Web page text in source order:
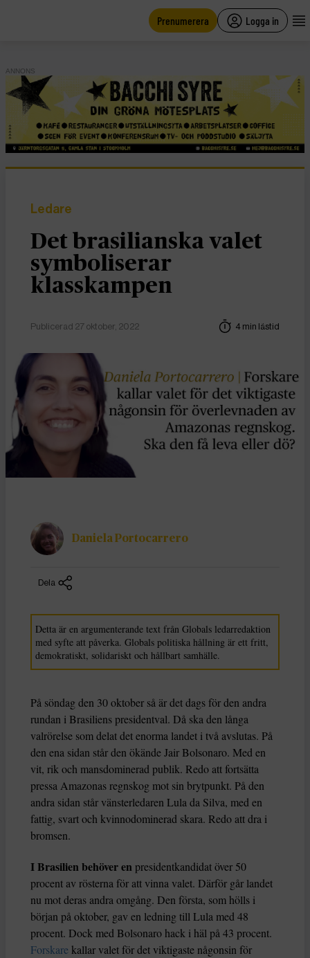
Prenumerera Logga in
ANNONS
Ledare
Det brasilianska valet
symboliserar
klasskampen
Publicerad 27 oktober, 2022 4 min lästid
Daniela Portocarrero
Dela
Detta är en argumenterande text från Globals ledarredaktion
med syfte att påverka. Globals politiska hållning är ett fritt,
demokratiskt, solidariskt och hållbart samhälle.
På söndag den 30 oktober så är det dags för den andra
rundan i Brasiliens presidentval. Då ska den långa
valrörelse som delat det enorma landet i två avslutas. På
den ena sidan står den ökände Jair Bolsonaro. Med en
vit, rik och mansdominerad publik. Redo att fortsätta
pressa Amazonas regnskog mot sin brytpunkt. På den
andra sidan står vänsterledaren Lula da Silva, med en
fattig, svart och kvinnodominerad skara. Redo att dra i
bromsen.
I Brasilien behöver en presidentkandidat över 50
procent av rösterna för att vinna valet. Därför går landet
nu mot deras andra omgång. Den första, som hölls i
början på oktober, gav en ledning till Lula med 48
procent. Dock med Bolsonaro hack i häl på 43 procent.
Forskare kallar valet för det viktigaste någonsin för